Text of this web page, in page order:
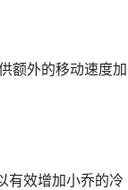
额外的移动速度加
有效增加小乔的冷